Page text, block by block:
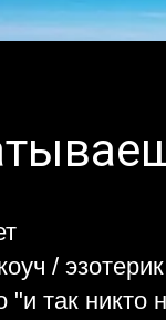
/ эзотерик
так никто